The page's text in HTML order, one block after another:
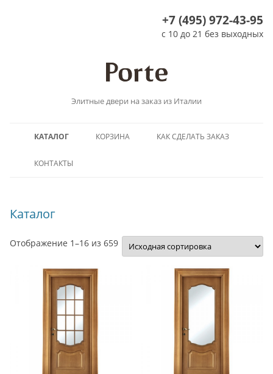
+7 (495) 972-43-95
с 10 до 21 без выходных
Элитные двери на заказ из Италии
КАТАЛОГ КОРЗИНА КАК СДЕЛАТЬ ЗАКАЗ
КОНТАКТЫ
Каталог
Отображение 1–16 из 659